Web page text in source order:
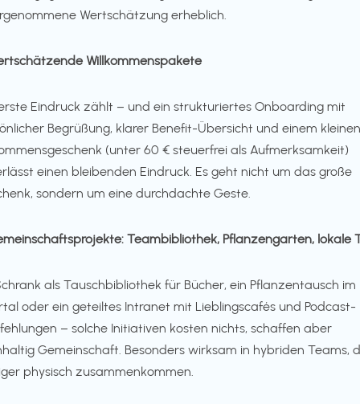
Wertschätzung erheblich.
Willkommenspakete
Eindruck zählt – und ein strukturiertes Onboarding mit
Begrüßung, klarer Benefit-Übersicht und einem kleinen
(unter 60 € steuerfrei als Aufmerksamkeit)
einen bleibenden Eindruck. Es geht nicht um das große
sondern um eine durchdachte Geste.
Teambibliothek, Pflanzengarten, lokale
als Tauschbibliothek für Bücher, ein Pflanzentausch im
oder ein geteiltes Intranet mit Lieblingscafés und Podcast-
– solche Initiativen kosten nichts, schaffen aber
Gemeinschaft. Besonders wirksam in hybriden Teams,
physisch zusammenkommen.